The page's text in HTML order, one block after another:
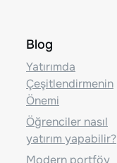
Blog
Yatırımda
Çeşitlendirmenin
Önemi
Öğrenciler nasıl
yatırım yapabilir?
Modern portföy